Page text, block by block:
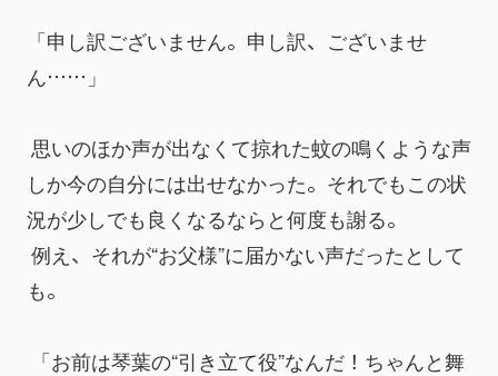
「申し訳ございません。申し訳、ございませ
ん……」
思いのほか声が出なくて掠れた蚊の鳴くような声
しか今の自分には出せなかった。それでもこの状
況が少しでも良くなるならと何度も謝る。
例え、それが“お父様”に届かない声だったとして
も。
「お前は琴葉の“引き立て役”なんだ！ちゃんと舞